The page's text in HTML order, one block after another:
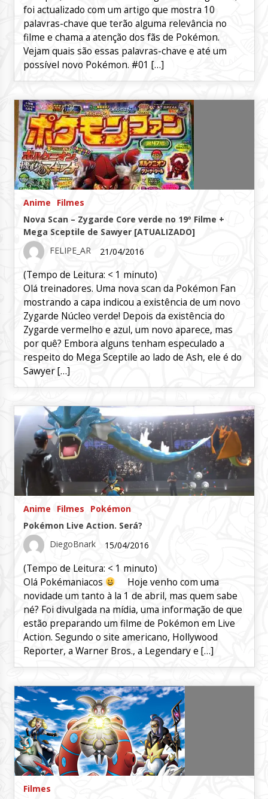
foi actualizado com um artigo que mostra 10
palavras-chave que terão alguma relevância no
filme e chama a atenção dos fãs de Pokémon.
Vejam quais são essas palavras-chave e até um
possível novo Pokémon. #01 […]
Anime
Filmes
Nova Scan – Zygarde Core verde no 19º Filme +
Mega Sceptile de Sawyer [ATUALIZADO]
FELIPE_AR
21/04/2016
(Tempo de Leitura: < 1 minuto)
Olá treinadores. Uma nova scan da Pokémon Fan
mostrando a capa indicou a existência de um novo
Zygarde Núcleo verde! Depois da existência do
Zygarde vermelho e azul, um novo aparece, mas
por quê? Embora alguns tenham especulado a
respeito do Mega Sceptile ao lado de Ash, ele é do
Sawyer […]
Anime Filmes
Pokémon
Pokémon Live Action. Será?
DiegoBnark
15/04/2016
(Tempo de Leitura: < 1 minuto)
Olá Pokémaniacos
Hoje venho com uma
novidade um tanto à la 1 de abril, mas quem sabe
né? Foi divulgada na mídia, uma informação de que
estão preparando um filme de Pokémon em Live
Action. Segundo o site americano, Hollywood
Reporter, a Warner Bros., a Legendary e […]
Filmes